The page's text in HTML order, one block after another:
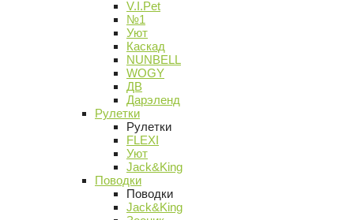
V.I.Pet
№1
Уют
Каскад
NUNBELL
WOGY
ДВ
Дарэленд
Рулетки
Рулетки
FLEXI
Уют
Jack&King
Поводки
Поводки
Jack&King